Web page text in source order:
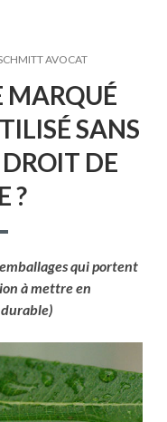
AVOCAT
MARQUÉ
SANS
DE
?
qui portent
à mettre en